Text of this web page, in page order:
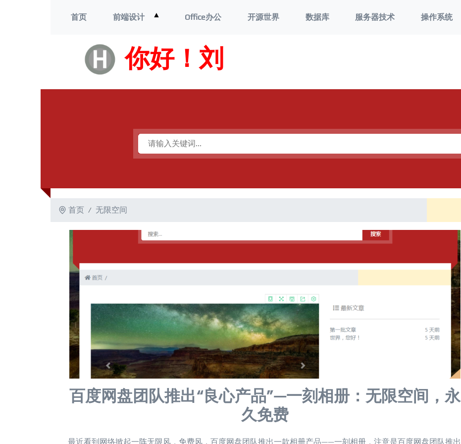
你好！刘
首页 前端设计 ▲
单
Office办公 开源世界 数据库 服务器技术 操作系统
首页 无限空间
百度网盘团队推出“良心产品”—一刻相册：无限空间，永
久免费
最近看到网络掀起一阵无限风，免费风，百度网盘团队推出一款相册产品——一刻相册，注意是百度网盘团队推出